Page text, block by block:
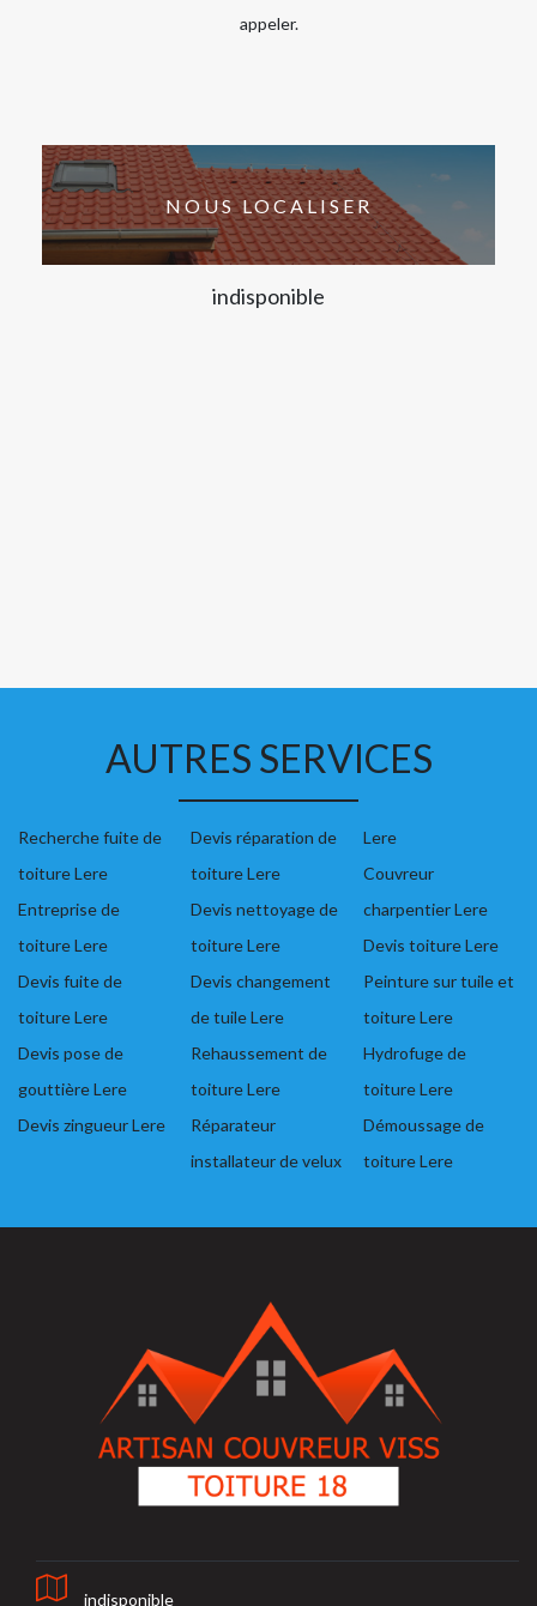
appeler.
NOUS LOCALISER
indisponible
AUTRES SERVICES
Recherche fuite de
toiture Lere
Entreprise de
toiture Lere
Devis fuite de
toiture Lere
Devis pose de
gouttière Lere
Devis zingueur Lere
Devis réparation de
toiture Lere
Devis nettoyage de
toiture Lere
Devis changement
de tuile Lere
Rehaussement de
toiture Lere
Réparateur
installateur de velux
Lere
Couvreur
charpentier Lere
Devis toiture Lere
Peinture sur tuile et
toiture Lere
Hydrofuge de
toiture Lere
Démoussage de
toiture Lere
indisponible